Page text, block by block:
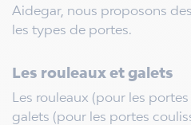
Aidegar, nous proposons
les types de portes.
Les rouleaux et galets
Les rouleaux (pour les
galets (pour les portes